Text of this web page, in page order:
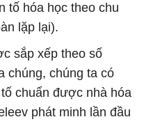
tố hóa học theo chu
lặp lại).
sắp xếp theo số
chúng, chúng ta có
chuẩn được nhà hóa
phát minh lần đầu